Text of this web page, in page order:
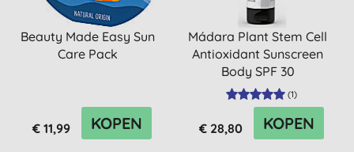
Beauty Made Easy Sun
Care Pack
€ 11,99 KOPEN
Mádara Plant Stem Cell
Antioxidant Sunscreen
Body SPF 30
(1)
€ 28,80 KOPEN